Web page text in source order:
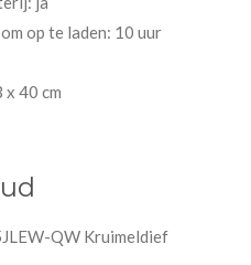
op te laden: 10 uur
40 cm
QW Kruimeldief